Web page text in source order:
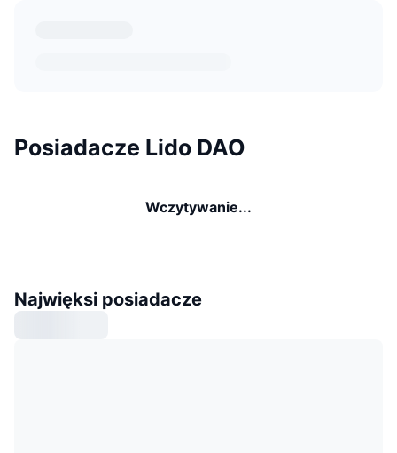
Posiadacze Lido DAO
Wczytywanie...
Najwięksi posiadacze